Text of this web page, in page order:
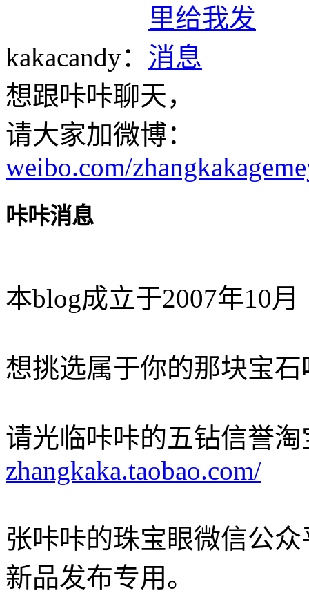
kakacandy：
想跟咔咔聊天，
请大家加微博：
weibo.com/
咔咔消息
本blog成立于2007年10月
想挑选属于你的那块宝石
请光临咔咔的五钻信誉淘
zhangkaka.taobao.com/
张咔咔的珠宝眼微信公
新品发布专用。